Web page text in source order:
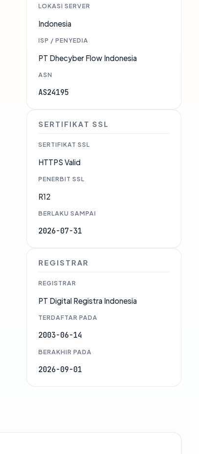
LOKASI SERVER
Indonesia
ISP / PENYEDIA
PT Dhecyber Flow Indonesia
ASN
AS24195
SERTIFIKAT SSL
SERTIFIKAT SSL
HTTPS Valid
PENERBIT SSL
R12
BERLAKU SAMPAI
2026-07-31
REGISTRAR
REGISTRAR
PT Digital Registra Indonesia
TERDAFTAR PADA
2003-06-14
BERAKHIR PADA
2026-09-01